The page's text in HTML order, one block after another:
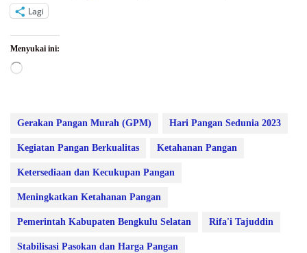
Lagi
Menyukai ini:
Memuat...
Gerakan Pangan Murah (GPM) Hari Pangan Sedunia 2023
Kegiatan Pangan Berkualitas Ketahanan Pangan
Ketersediaan dan Kecukupan Pangan
Meningkatkan Ketahanan Pangan
Pemerintah Kabupaten Bengkulu Selatan Rifa'i Tajuddin
Stabilisasi Pasokan dan Harga Pangan